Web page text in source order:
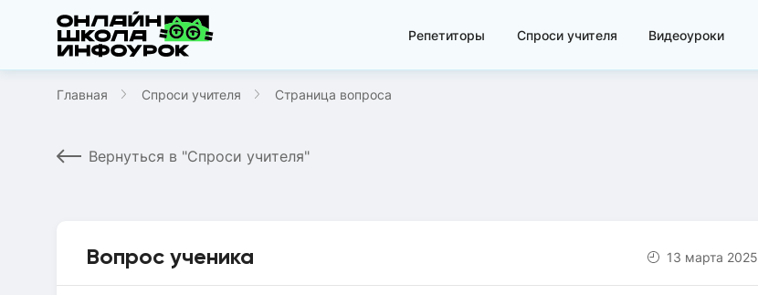
Репетиторы Спроси учителя Видеоуроки
Главная Спроси учителя Страница вопроса
Вернуться в "Спроси учителя"
Вопрос ученика 13 марта 2025